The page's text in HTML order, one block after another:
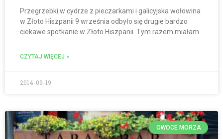
Przegrzebki w cydrze z pieczarkami i galicyjska wołowina
w Złoto Hiszpanii 9 września odbyło się drugie bardzo
ciekawe spotkanie w Złoto Hiszpanii. Tym razem miałam
CZYTAJ WIĘCEJ »
2014-09-19
OWOCE MORZA